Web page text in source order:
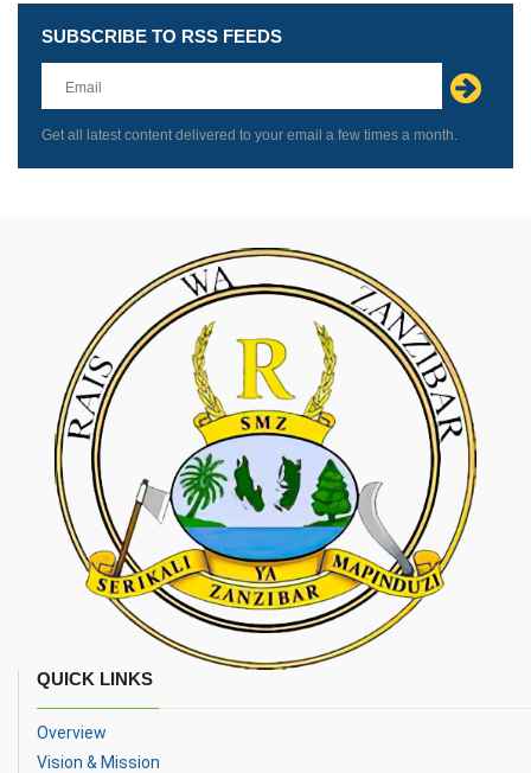
Leave
this
field
blank
SUBSCRIBE TO RSS FEEDS
Get all latest content delivered to your email a few times a month.
QUICK LINKS
Overview
Vision & Mission